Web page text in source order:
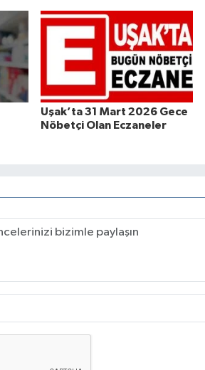
Uşak’ta 31 Mart 2026 Gece
Nöbetçi Olan Eczaneler